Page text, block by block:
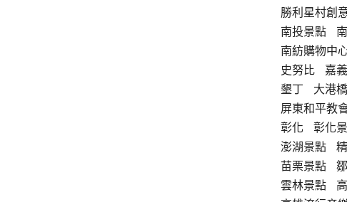
勝利星村創
南投景點
南紡購物中
史努比
嘉義
墾丁
大港橋
屏東和平教
彰化
彰化
澎湖景點
苗栗景點
雲林景點